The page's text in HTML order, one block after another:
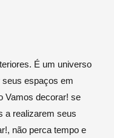
É um universo
seus espaços em
Vamos decorar! se
a realizarem seus
não perca tempo e